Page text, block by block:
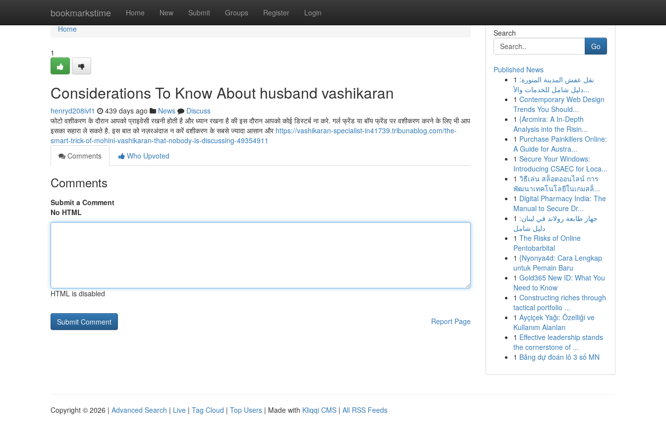
bookmarkstime Home New Submit Groups Register Login
Home
Home
1
Considerations To Know About husband vashikaran
henryd208ivf1 439 days ago News
Discuss
फोटो वशीकरण के दौरान आपको प्राइवेसी रखनी होती है और ध्यान रखना है की इस दौरान आपको कोई डिस्टर्ब ना करे. गर्ल फ्रेंड या बॉय फ्रेंड पर वशीकरण करने के लिए भी आप
इसका सहारा ले सकते है. इस बात को नज़रअंदाज न करें वशीकरण के सबसे ज्यादा आसान और https://vashikaran-specialist-in41739.tribunablog.com/the-
smart-trick-of-mohini-vashikaran-that-nobody-is-discussing-49354911
Comments
Who Upvoted
Comments
Submit a Comment
No HTML
HTML is disabled
Report Page
Search
Go
Published News
1 نقل عفش المدينة المنورة:
دليل شامل للخدمات والأ...
1 Contemporary Web Design
Trends You Should...
1 {Arcmira: A In-Depth
Analysis into the Risin...
1 Purchase Painkillers Online:
A Guide for Austra...
1 Secure Your Windows:
Introducing CSAEC for Loca...
1 วิธีเล่น สล็อตออนไลน์ การ
พัฒนาเทคโนโลยีในเกมสล็...
1 Digital Pharmacy India: The
Manual to Secure Dr...
1 جهاز طابعة رولاند في لبنان:
دليل شامل
1 The Risks of Online
Pentobarbital
1 {Nyonya4d: Cara Lengkap
untuk Pemain Baru
1 Gold365 New ID: What You
Need to Know
1 Constructing riches through
tactical portfolio ...
1 Ayçiçek Yağı: Özelliği ve
Kullanım Alanları
1 Effective leadership stands
the cornerstone of ...
1 Bảng dự đoán lô 3 số MN
Copyright © 2026 | Advanced Search | Live | Tag Cloud | Top Users | Made with Kliqqi CMS | All RSS Feeds